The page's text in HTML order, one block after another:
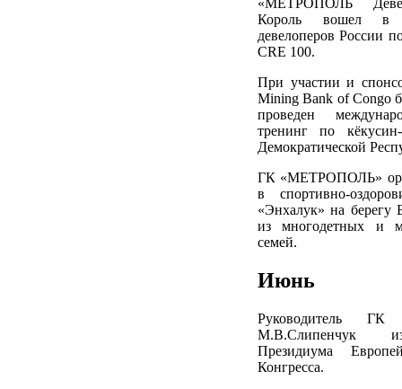
«МЕТРОПОЛЬ
Король вошел в
девелоперов России
CRE 100.
При участии и
Mining Bank of Congo
проведен
тренинг по
Демократической
ГК «МЕТРОПОЛЬ»
в спортивно-
«Энхалук» на берегу
из многодетных и
семей.
Июнь
Руководитель
М.В.Слипенчук
Президиума
Конгресса.